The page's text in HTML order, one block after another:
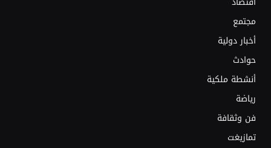
مجتمع
أخبار دولية
حوادث
أنشطة ملكية
رياضة
فن وثقافة
تمازيغت